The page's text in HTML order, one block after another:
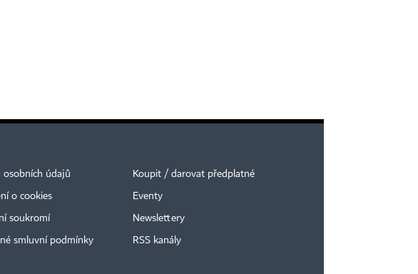
osobních údajů
o cookies
soukromí
smluvní podmínky
Koupit / darovat předplatné
Eventy
Newslettery
RSS kanály